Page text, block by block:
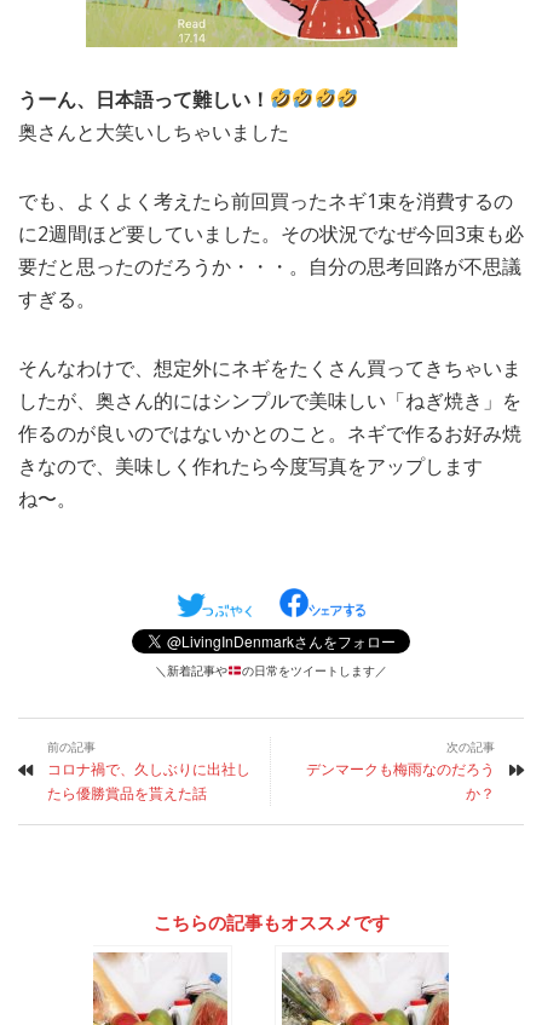
うーん、日本語って難しい！
奥さんと大笑いしちゃいました
でも、よくよく考えたら前回買ったネギ1束を消費するの
に2週間ほど要していました。その状況でなぜ今回3束も必
要だと思ったのだろうか・・・。自分の思考回路が不思議
すぎる。
そんなわけで、想定外にネギをたくさん買ってきちゃいま
したが、奥さん的にはシンプルで美味しい「ねぎ焼き」を
作るのが良いのではないかとのこと。ネギで作るお好み焼
きなので、美味しく作れたら今度写真をアップします
ね〜。
＼新着記事や の日常をツイートします／
前の記事
コロナ禍で、久しぶりに出社し
たら優勝賞品を貰えた話
次の記事
デンマークも梅雨なのだろう
か？
こちらの記事もオススメです